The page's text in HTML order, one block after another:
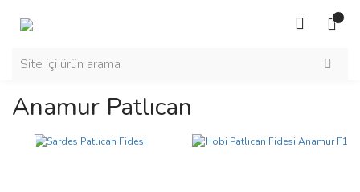
Anamur Patlıcan